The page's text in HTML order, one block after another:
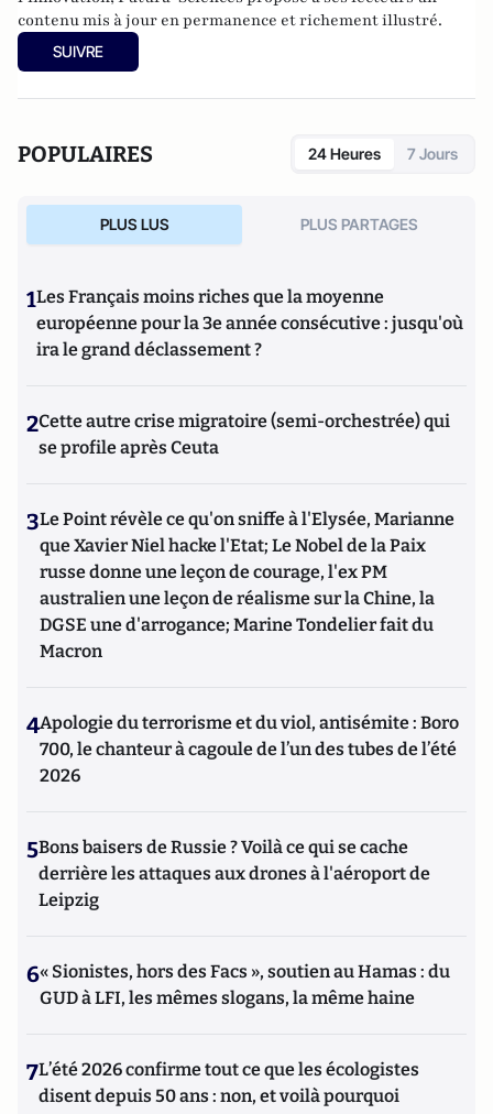
contenu mis à jour en permanence et richement illustré.
SUIVRE
POPULAIRES 24 Heures 7 Jours
PLUS LUS PLUS PARTAGES
1Les Français moins riches que la moyenne
européenne pour la 3e année consécutive : jusqu'où
ira le grand déclassement ?
2Cette autre crise migratoire (semi-orchestrée) qui
se profile après Ceuta
3Le Point révèle ce qu'on sniffe à l'Elysée, Marianne
que Xavier Niel hacke l'Etat; Le Nobel de la Paix
russe donne une leçon de courage, l'ex PM
australien une leçon de réalisme sur la Chine, la
DGSE une d'arrogance; Marine Tondelier fait du
Macron
4Apologie du terrorisme et du viol, antisémite : Boro
700, le chanteur à cagoule de l’un des tubes de l’été
2026
5Bons baisers de Russie ? Voilà ce qui se cache
derrière les attaques aux drones à l'aéroport de
Leipzig
6« Sionistes, hors des Facs », soutien au Hamas : du
GUD à LFI, les mêmes slogans, la même haine
7L’été 2026 confirme tout ce que les écologistes
disent depuis 50 ans : non, et voilà pourquoi